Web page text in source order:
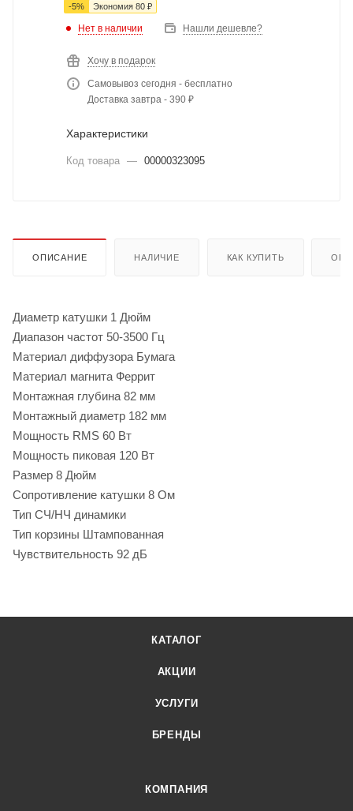
-5% Экономия 80 ₽
Нет в наличии Нашли дешевле?
Хочу в подарок
Самовывоз сегодня - бесплатно
Доставка завтра - 390 ₽
Характеристики
Код товара — 00000323095
ОПИСАНИЕ НАЛИЧИЕ КАК КУПИТЬ
Диаметр катушки 1 Дюйм
Диапазон частот 50-3500 Гц
Материал диффузора Бумага
Материал магнита Феррит
Монтажная глубина 82 мм
Монтажный диаметр 182 мм
Мощность RMS 60 Вт
Мощность пиковая 120 Вт
Размер 8 Дюйм
Сопротивление катушки 8 Ом
Тип СЧ/НЧ динамики
Тип корзины Штампованная
Чувствительность 92 дБ
КАТАЛОГ
АКЦИИ
УСЛУГИ
БРЕНДЫ
КОМПАНИЯ